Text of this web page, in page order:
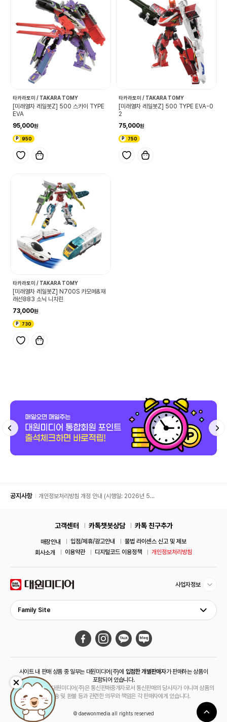
타카라토미 / TAKARA TOMY
[미래열차 레일봇Z] 500 스카이 TYPE
EVA
95,000
950
타카라토미 / TAKARA TOMY
[미래열차 레일봇Z] 500 TYPE EVA-0
2
75,000
750
타카라토미 / TAKARA TOMY
[미래열차 레일봇Z] N700S 카모메&재
래선883 소닉 니치린
73,000
730
공지사항
개인정보처리방침 개정 안내 (시행일: 2026년 5월
고객센터 카톡챗봇상담 카톡 친구추가
매장안내 입점/제휴/광고안내
불법 라이센스 신고 및 제보
회사소개
이용약관 디지털코드 이용정책 개인정보처리방침
사업자정보
Family Site
사이트 내 판매 상품 중 일부는 대원미디어(주)에 입점한 개별판매자가 판매하는 상품이
포함되어 있습니다.
해당 상품의 경우 대원미디어(주)은 통신판매중개자로서 통신판매의 당사자가 아니며 상품의
주문, 배송 및 환불 등과 관련한 의무와 책임은 각 판매자에게 있습니다.
© daewonmedia all rights reserved